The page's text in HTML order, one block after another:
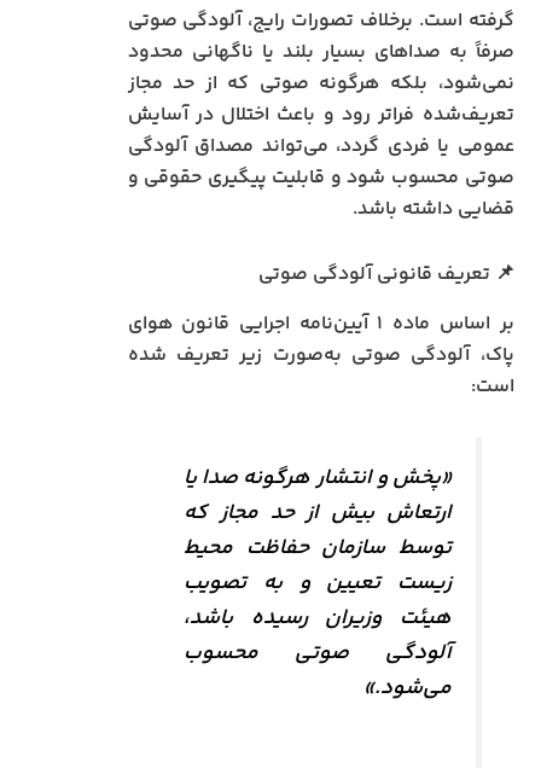
گرفته است. برخلاف تصورات رایج، آلودگی صوتی
صرفاً به صداهای بسیار بلند یا ناگهانی محدود
نمی‌شود، بلکه هرگونه صوتی که از حد مجاز
تعریف‌شده فراتر رود و باعث اختلال در آسایش
عمومی یا فردی گردد، می‌تواند مصداق آلودگی
صوتی محسوب شود و قابلیت پیگیری حقوقی و
قضایی داشته باشد.
📌 تعریف قانونی آلودگی صوتی
بر اساس ماده ۱ آیین‌نامه اجرایی قانون هوای
پاک، آلودگی صوتی به‌صورت زیر تعریف شده
است:
«پخش و انتشار هرگونه صدا یا
ارتعاش بیش از حد مجاز که
توسط سازمان حفاظت محیط
زیست تعیین و به تصویب
هیئت وزیران رسیده باشد،
آلودگی صوتی محسوب
می‌شود.»